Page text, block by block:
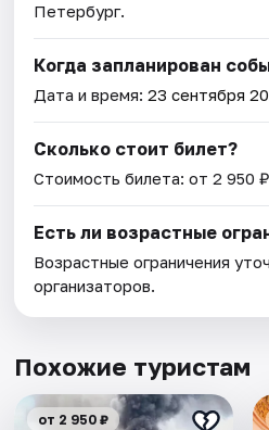
Петербург.
Когда запланирован
Дата и время:23 сентября
Сколько стоит билет?
Стоимость билета: от 2 950
Есть ли возрастные
Возрастные ограничения
организаторов.
Похожие туристам
от 2 950 ₽